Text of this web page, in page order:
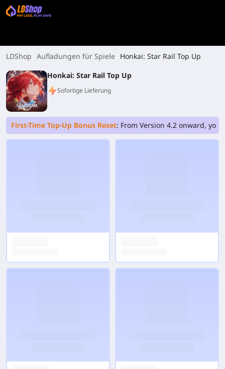
LDShop Aufladungen für Spiele
Honkai: Star Rail Top Up
Honkai: Star Rail Top Up
Sofortige Lieferung
First-Time Top-Up Bonus Reset: From Version 4.2 onward,